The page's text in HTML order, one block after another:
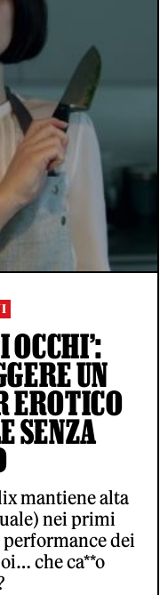
OCCHI’:
UN
EROTICO
SENZA
mantiene alta
nei primi
performance dei
che ca**o